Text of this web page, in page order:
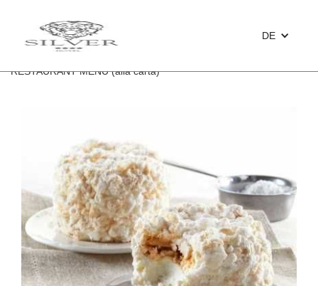
DE
RESTAURANT MENU (alla carta)